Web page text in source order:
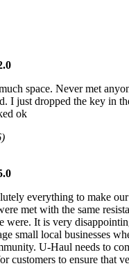
space. Never met
I just dropped the key in
ok
everything to make our
met with the same
were. It is very
small local businesses
U-Haul needs to
customers to ensure that